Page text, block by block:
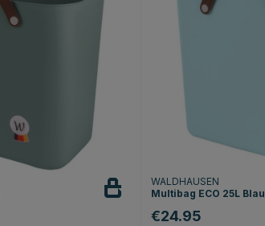
WALDHAUSEN
Multibag ECO 25L Blau
€24.95